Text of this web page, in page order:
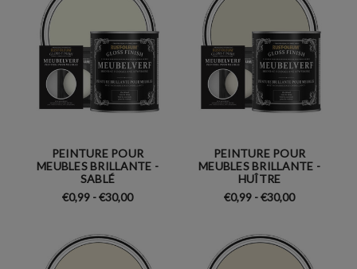
PEINTURE POUR
MEUBLES BRILLANTE -
SABLÉ
€0,99 - €30,00
PEINTURE POUR
MEUBLES BRILLANTE -
HUÎTRE
€0,99 - €30,00